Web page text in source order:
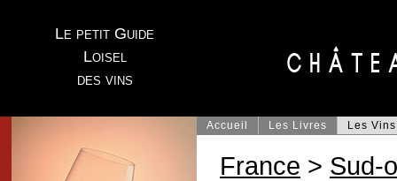
Le petit Guide
Loisel
des vins
Accueil Les Livres Les Vins
France > Sud-